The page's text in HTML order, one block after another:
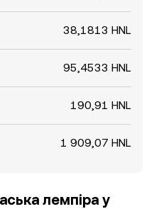
38,1813 HNL
95,4533 HNL
190,91 HNL
1 909,07 HNL
лемпіра у